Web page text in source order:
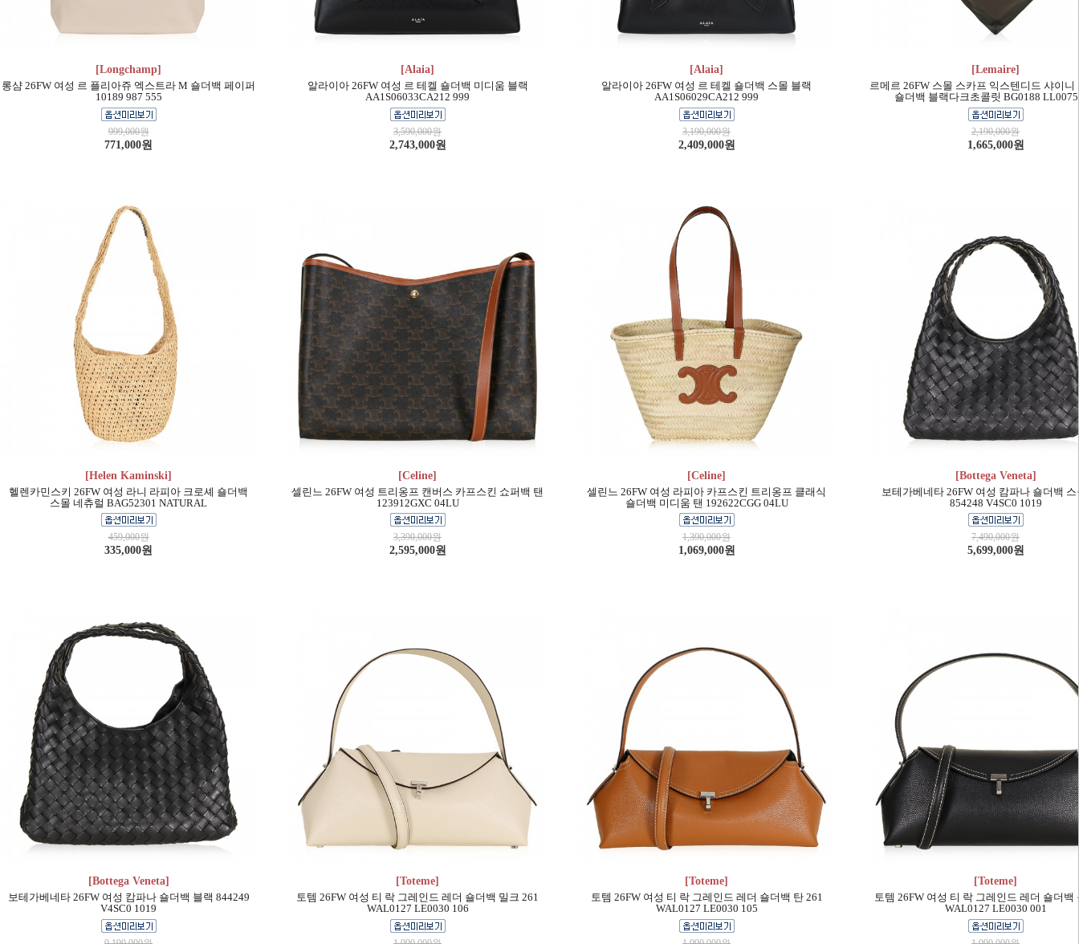
[Longchamp]
롱샴 26FW 여성 르 플리아쥬 엑스트라 M 숄더백 페이퍼
10189 987 555
999,000원
771,000원
[Alaia]
알라이아 26FW 여성 르 테켈 숄더백 미디움 블랙
AA1S06033CA212 999
3,590,000원
2,743,000원
[Alaia]
알라이아 26FW 여성 르 테켈 숄더백 스몰 블랙
AA1S06029CA212 999
3,190,000원
2,409,000원
[Lemaire]
르메르 26FW 스몰 스카프 익스텐디드 샤이니
숄더백 블랙다크초콜릿 BG0188
2,190,000원
1,665,000원
[Helen Kaminski]
헬렌카민스키 26FW 여성 라니 라피아 크로셰 숄더백
스몰 네츄럴 BAG52301 NATURAL
459,000원
335,000원
[Celine]
셀린느 26FW 여성 트리옹프 캔버스 카프스킨 쇼퍼백 탠
123912GXC 04LU
3,390,000원
2,595,000원
[Celine]
셀린느 26FW 여성 라피아 카프스킨 트리옹프 클래식
숄더백 미디움 탠 192622CGG 04LU
1,390,000원
1,069,000원
[Bottega Veneta]
보테가베네타 26FW 여성 캄파나 숄더백
854248 V4SC0 1019
7,490,000원
5,699,000원
[Bottega Veneta]
보테가베네타 26FW 여성 캄파나 숄더백 블랙 844249
V4SC0 1019
[Toteme]
토템 26FW 여성 티 락 그레인드 레더 숄더백 밀크 261
WAL0127 LE0030 106
[Toteme]
토템 26FW 여성 티 락 그레인드 레더 숄더백 탄 261
WAL0127 LE0030 105
[Toteme]
토템 26FW 여성 티 락 그레인드 레더 숄더백
WAL0127 LE0030 001